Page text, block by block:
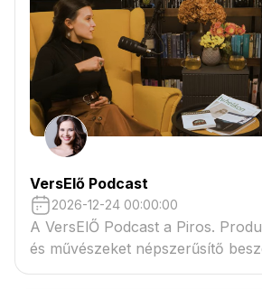
VersElő Podcast
2026-12-24 00:00:00
A VersElŐ Podcast a Piros.
és művészeket népszerűsítő